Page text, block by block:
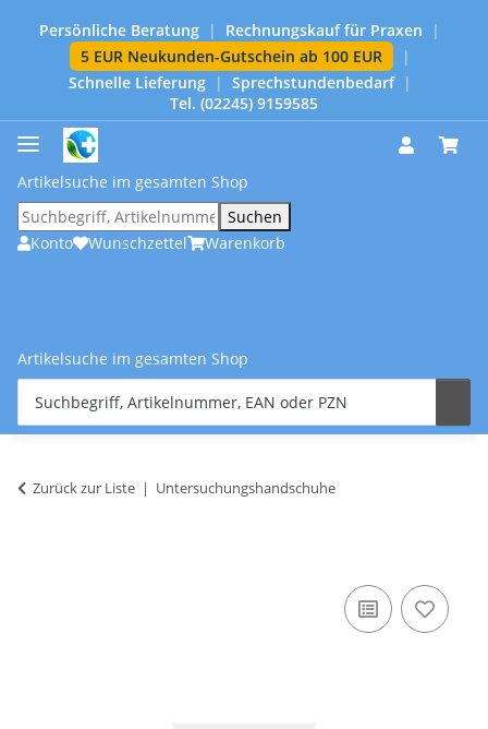
Persönliche Beratung | Rechnungskauf für Praxen
|
5 EUR Neukunden-Gutschein ab 100 EUR
|
Schnelle Lieferung
| Sprechstundenbedarf
|
Tel. (02245) 9159585
Artikelsuche im gesamten Shop
Suchen
Konto
Wunschzettel Warenkorb
Artikelsuche im gesamten Shop
Zurück zur Liste Untersuchungshandschuhe